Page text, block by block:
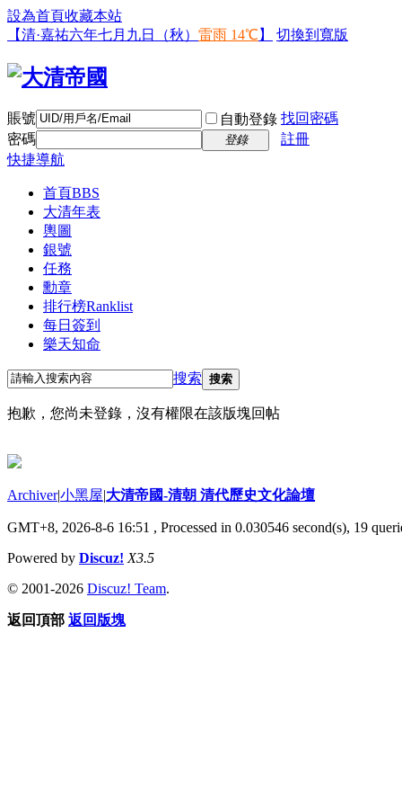
設為首頁收藏本站
【清·嘉祐六年七月九日（秋） 雷雨 14℃ 】 切換到寬版
賬號 自動登錄 找回密碼
密碼
登錄
註冊
快捷導航
首頁BBS
大清年表
輿圖
銀號
任務
勳章
排行榜Ranklist
每日簽到
樂天知命
搜索 搜索
抱歉，您尚未登錄，沒有權限在該版塊回帖
Archiver|小黑屋|大清帝國-清朝 清代歷史文化論壇
GMT+8, 2026-8-6 16:51 , Processed in 0.030546 second(s), 19
Powered by Discuz! X3.5
© 2001-2026 Discuz! Team.
返回頂部 返回版塊